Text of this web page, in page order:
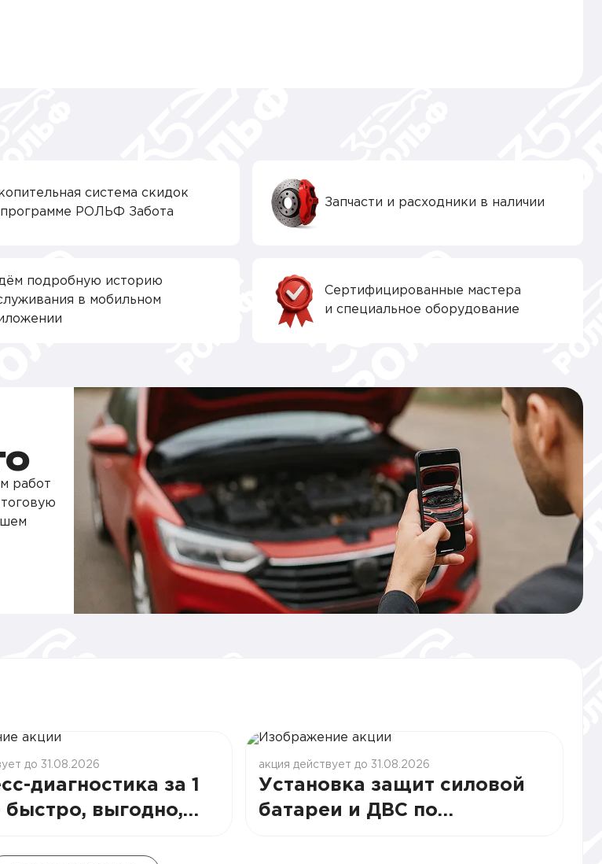
система скидок
РОЛЬФ Забота
Запчасти и расходники в наличии
подробную историю
в мобильном
Сертифицированные мастера
и специальное оборудование
работ
до 31.08.2026
диагностика за 1
быстро, выгодно,
акция действует до 31.08.2026
Установка защит силовой
батареи и ДВС по